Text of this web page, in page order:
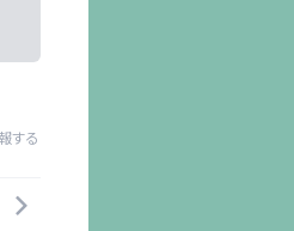
する